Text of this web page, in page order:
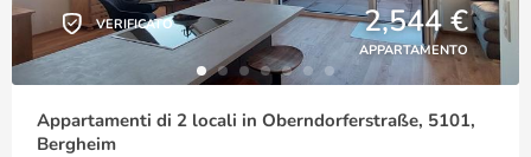
VERIFICATO 2,544 €
APPARTAMENTO
Appartamenti di 2 locali in Oberndorferstraße, 5101,
Bergheim